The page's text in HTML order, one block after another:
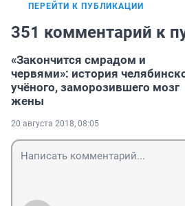
ПЕРЕЙТИ К ПУБЛИКАЦИИ
351 комментарий к
«Закончится смрадом и
червями»: история
учёного, заморозившего мозг
жены
20 августа 2018, 08:05